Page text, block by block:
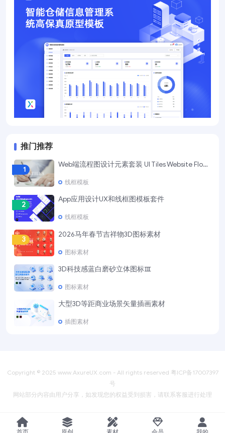
推门推荐
1
Web端流程图设计元素套装 UI Tiles Website Flowcharts
线框模板
2
App应用设计UX和线框图模板套件
线框模板
3
2026马年春节吉祥物3D图标素材
图标素材
4
3D科技感蓝白磨砂立体图标Ⅲ
图标素材
5
大型3D等距商业场景矢量插画素材
插图素材
Copyright © 2025 www.AxureUX.com - All rights reserved 粤ICP备17007397
号
网站部分内容由用户分享，如发现您的权益受到损害，请联系客服进行处理